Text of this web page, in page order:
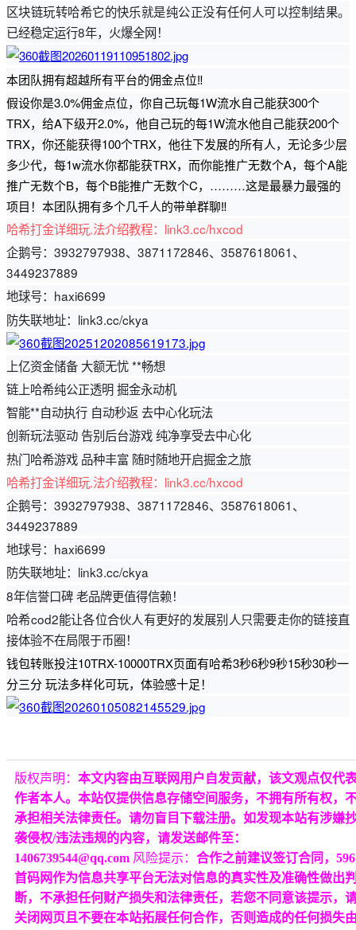
区块链玩转哈希它的快乐就是纯公正没有任何人可以控制结果。
已经稳定运行8年，火爆全网！
本团队拥有超越所有平台的佣金点位‼️
假设你是3.0%佣金点位，你自己玩每1W流水自己能获300个
TRX，给A下级开2.0%，他自己玩的每1W流水他自己能获200个
TRX，你还能获得100个TRX，他往下发展的所有人，无论多少层
多少代，每1w流水你都能获TRX，而你能推广无数个A，每个A能
推广无数个B，每个B能推广无数个C，………这是最暴力最强的
项目！ 本团队拥有多个几千人的带单群聊‼️
哈希打金详细玩.法介绍教程：link3.cc/hxcod
企鹅号：3932797938、3871172846、3587618061、
3449237889
地球号：haxi6699
防失联地址：link3.cc/ckya
上亿资金储备 大额无忧 **畅想
链上哈希纯公正透明 掘金永动机
智能**自动执行 自动秒返 去中心化玩法
创新玩法驱动 告别后台游戏 纯净享受去中心化
热门哈希游戏 品种丰富 随时随地开启掘金之旅
哈希打金详细玩.法介绍教程：link3.cc/hxcod
企鹅号：3932797938、3871172846、3587618061、
3449237889
地球号：haxi6699
防失联地址：link3.cc/ckya
8年信誉口碑 老品牌更值得信赖！
哈希cod2能让各位合伙人有更好的发展别人只需要走你的链接直
接体验不在局限于币圈！
钱包转账投注10TRX-10000TRX页面有哈希3秒6秒9秒15秒30秒一
分三分 玩法多样化可玩，体验感十足！
版权声明： 本文内容由互联网用户自发贡献，该文观点仅代
作者本人。本站仅提供信息存储空间服务，不拥有所有权，
承担相关法律责任。请勿盲目下载注册。如发现本站有涉嫌
袭侵权/违法违规的内容，请发送邮件至：
1406739544@qq.com 风险提示： 合作之前建议签订合同，596
首码网作为信息共享平台无法对信息的真实性及准确性做出
断，不承担任何财产损失和法律责任，若您不同意该提示，
关闭网页且不要在本站拓展任何合作，否则造成的任何损失